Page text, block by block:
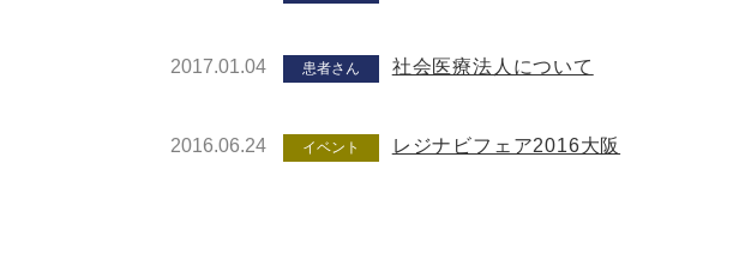
2017.01.04 患者さん 社会医療法人について
2016.06.24 イベント レジナビフェア2016大阪